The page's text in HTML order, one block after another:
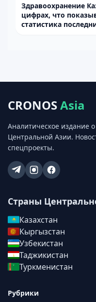
Здравоохранение
цифрах, что
статистика
CRONOSAsia
Аналитическое издание
Центральной Азии.
спецпроекты.
Страны
Казахстан
Кыргызстан
Узбекистан
Таджикистан
Туркменистан
Рубрики